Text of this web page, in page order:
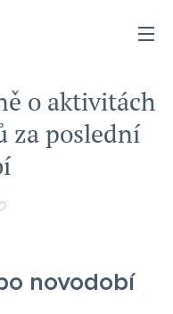
o aktivitách
za poslední
novodobí